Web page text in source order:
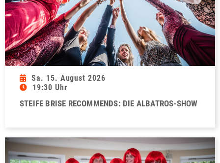
Sa. 15. August 2026
19:30 Uhr
STEIFE BRISE RECOMMENDS: DIE ALBATROS-SHOW